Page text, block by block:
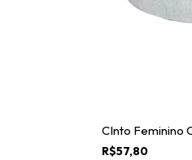
CInto Feminino
R$57,80